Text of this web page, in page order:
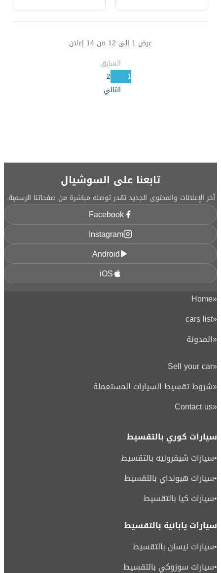
عرض 1 إلى 12 من 14 إعلان
السابق
1
2
التالي
تابعنا على السوشيال
آخر الإعلانات والمحتوى الجديد تقدر توصله مباشرة من صفحاتنا الرسمية.
Facebook
Instagram
Android
iOS
«
Home
«
cars list
«المدونة
«
Sell your car
«شروط تقسيط السيارات المستعملة
«
Contact us
سيارات كوري بالتقسيط
•سيارات شيفروليه بالتقسيط
•سيارات هيونداي بالتقسيط
•سيارات كيا بالتقسيط
سيارات يابانية بالتقسيط
•سيارات نيسان بالتقسيط
•سيارات سوزوكي بالتقسيط